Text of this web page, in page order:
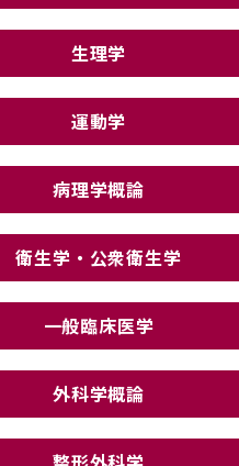
生理学
運動学
病理学概論
衛生学・公衆衛生学
一般臨床医学
外科学概論